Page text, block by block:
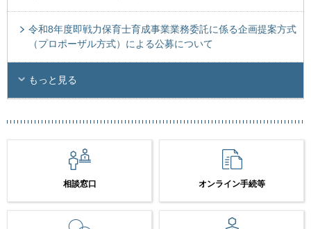
令和8年度即戦力保育士育成事業業務委託に係る企画提案方式
（プロポーザル方式）による公募について
もっと見る
相談窓口 オンライン手続等